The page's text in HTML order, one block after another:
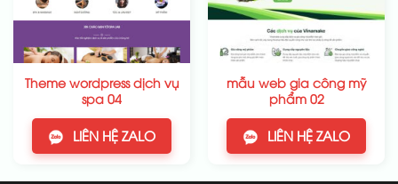
Theme wordpress dịch vụ
spa 04
LIÊN HỆ ZALO
mẫu web gia công mỹ
phẩm 02
LIÊN HỆ ZALO